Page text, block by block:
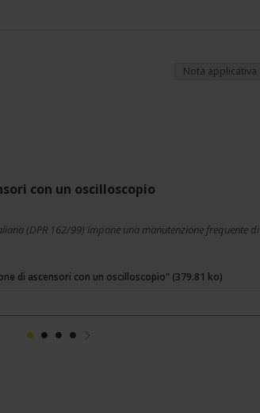
Nota applicativa
con un oscilloscopio
(DPR 162/99) impone una manutenzione frequente di
di ascensori con un oscilloscopio" (379.81 ko)